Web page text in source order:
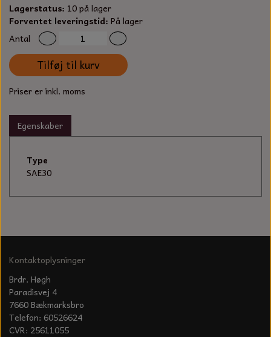
UNIVERSAL KABLER OG TILBEHØR
UNIVERSAL REMSKIVER OG STYRERULLER
Lagerstatus: 10 på lager
Forventet leveringstid: På lager
Antal
Tilføj til kurv
Priser er inkl. moms
Egenskaber
Type
SAE30
Kontaktoplysninger
Brdr. Høgh
Paradisvej 4
7660 Bækmarksbro
Telefon: 60526624
CVR: 25611055